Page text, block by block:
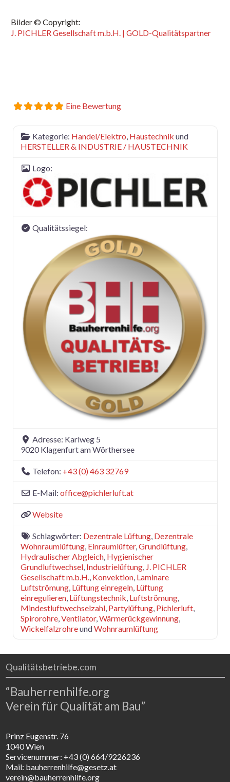
Bilder © Copyright:
J. PICHLER Gesellschaft m.b.H. | GOLD-Qualitätspartner
Eine Bewertung
Kategorie: Handel/Elektro, Haustechnik und
HERSTELLER & INDUSTRIE / HAUSTECHNIK
Logo:
Qualitätssiegel:
Adresse: Karlweg 5
9020 Klagenfurt am Wörthersee
Telefon: +43 (0) 463 32769
E-Mail: office@pichlerluft.at
Website
Schlagwörter: Dezentrale Lüftung, Dezentrale
Wohnraumlüftung, Einraumlüfter,Grundlüftung,
Hydraulischer Abgleich, Hygienischer
Grundluftwechsel, Industrielüftung, J. PICHLER
Gesellschaft m.b.H., Konvektion, Laminare
Luftströmung, Lüftung einregeln, Lüftung
einregulieren, Lüftungstechnik, Luftströmung,
Mindestluftwechselzahl, Partylüftung, Pichlerluft,
Spirorohre,Ventilator,Wärmerückgewinnung,
WickelfalzrohreundWohnraumlüftung
Qualitätsbetriebe.com
“Bauherrenhilfe.org
Verein für Qualität am Bau”
Prinz Eugenstr. 76
1040 Wien
Servicenummer: +43 (0) 664/9226236
Mail: bauherrenhilfe@gesetz.at
verein@bauherrenhilfe.org